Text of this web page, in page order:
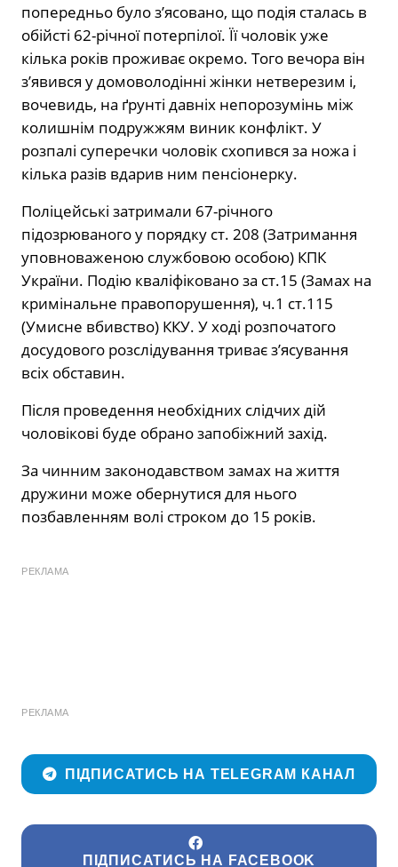
попередньо було з’ясовано, що подія сталась в
обійсті 62-річної потерпілої. Її чоловік уже
кілька років проживає окремо. Того вечора він
з’явився у домоволодінні жінки нетверезим і,
вочевидь, на ґрунті давніх непорозумінь між
колишнім подружжям виник конфлікт. У
розпалі суперечки чоловік схопився за ножа і
кілька разів вдарив ним пенсіонерку.
Поліцейські затримали 67-річного
підозрюваного у порядку ст. 208 (Затримання
уповноваженою службовою особою) КПК
України. Подію кваліфіковано за ст.15 (Замах на
кримінальне правопорушення), ч.1 ст.115
(Умисне вбивство) ККУ. У ході розпочатого
досудового розслідування триває з’ясування
всіх обставин.
Після проведення необхідних слідчих дій
чоловікові буде обрано запобіжний захід.
За чинним законодавством замах на життя
дружини може обернутися для нього
позбавленням волі строком до 15 років.
РЕКЛАМА
РЕКЛАМА
ПІДПИСАТИСЬ НА TELEGRAM КАНАЛ
ПІДПИСАТИСЬ НА FACEBOOK